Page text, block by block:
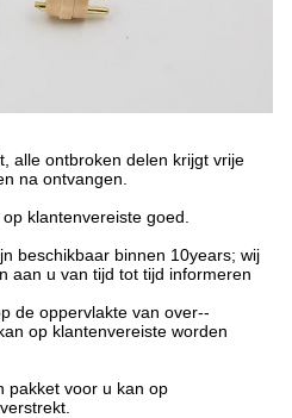
alle ontbroken delen krijgt vrije
na ontvangen.
klantenvereiste goed.
beschikbaar binnen 10years; wij
aan u van tijd tot tijd informeren
de oppervlakte van over--
op klantenvereiste worden
pakket voor u kan op